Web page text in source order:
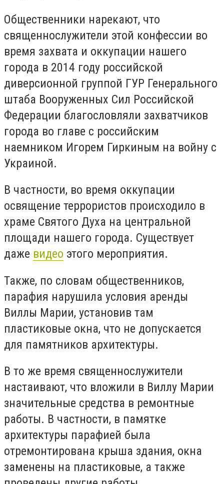
Общественники нарекают, что
священнослужители этой конфессии во
время захвата и оккупации нашего
города в 2014 году российской
диверсионной группой ГУР Генерального
штаба Вооруженных Сил Российской
Федерации благословляли захватчиков
города во главе с российским
наемником Игорем Гиркиным на войну с
Украиной.
В частности, во время оккупации
освящение террористов происходило в
храме Святого Духа на центральной
площади нашего города. Существует
даже видео этого мероприятия.
Также, по словам общественников,
парафия нарушила условия аренды
Виллы Марии, установив там
пластиковые окна, что не допускается
для памятников архитектуры.
В то же время священнослужители
настаивают, что вложили в Виллу Марии
значительные средства в ремонтные
работы. В частности, в памятке
архитектуры парафией была
отремонтирована крыша здания, окна
заменены на пластиковые, а также